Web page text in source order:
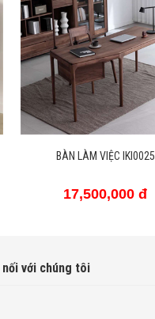
BÀN LÀM VIỆC IKI0025
17,500,000 đ
nối với chúng tôi